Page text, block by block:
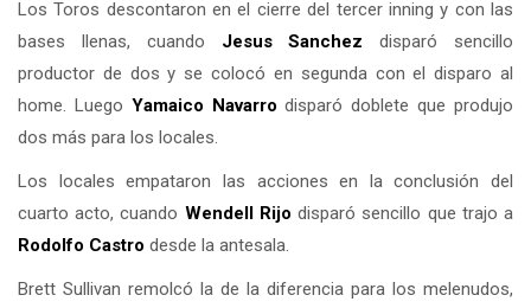
Los Toros descontaron en el cierre del tercer inning y con las
bases llenas, cuando Jesus Sanchez disparó sencillo
productor de dos y se colocó en segunda con el disparo al
home. Luego Yamaico Navarro disparó doblete que produjo
dos más para los locales.
Los locales empataron las acciones en la conclusión del
cuarto acto, cuando Wendell Rijo disparó sencillo que trajo a
Rodolfo Castro desde la antesala.
Brett Sullivan remolcó la de la diferencia para los melenudos,